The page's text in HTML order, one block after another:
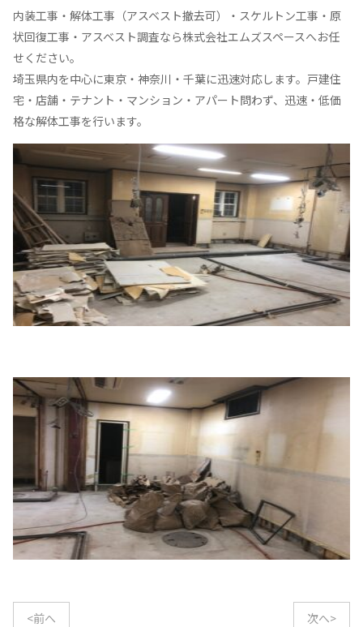
内装工事・解体工事（アスベスト撤去可）・スケルトン工事・原
状回復工事・アスベスト調査なら株式会社エムズスペースへお任
せください。
埼玉県内を中心に東京・神奈川・千葉に迅速対応します。戸建住
宅・店舗・テナント・マンション・アパート問わず、迅速・低価
格な解体工事を行います。
<前へ 次へ>